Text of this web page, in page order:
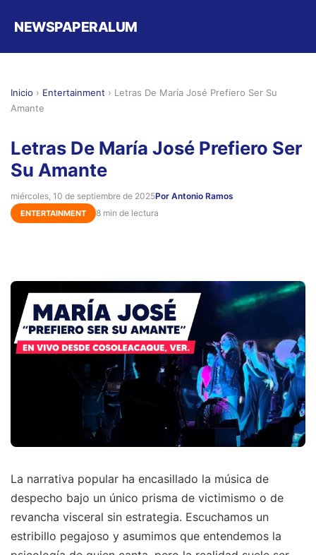
NEWSPAPERALUM
Inicio › Entertainment › Letras De María José Prefiero Ser Su
Amante
Letras De María José Prefiero Ser
Su Amante
miércoles, 10 de septiembre de 2025Por Antonio Ramos
ENTERTAINMENT 8 min de lectura
La narrativa popular ha encasillado la música de
despecho bajo un único prisma de victimismo o de
revancha visceral sin estrategia. Escuchamos un
estribillo pegajoso y asumimos que entendemos la